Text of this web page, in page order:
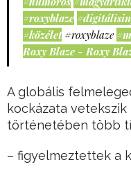
#roxyblaze
#közélet #roxyblaze
Roxy Blaze - Roxy
A globális
kockázata
történetében több
– figyelmeztettek a